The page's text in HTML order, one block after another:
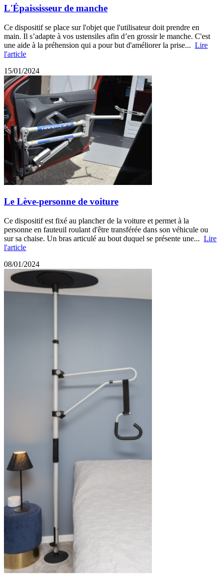
L'Épaississeur de manche
Ce dispositif se place sur l'objet que l'utilisateur doit prendre en
main. Il s’adapte à vos ustensiles afin d’en grossir le manche. C'est
une aide à la préhension qui a pour but d'améliorer la prise... Lire
l'article
15/01/2024
Le Lève-personne de voiture
Ce dispositif est fixé au plancher de la voiture et permet à la
personne en fauteuil roulant d'être transférée dans son véhicule ou
sur sa chaise. Un bras articulé au bout duquel se présente une... Lire
l'article
08/01/2024